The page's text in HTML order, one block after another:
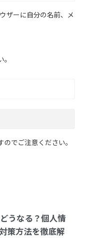
ザーに自分の名前、メ
でご注意ください。
うなる？個人情
策方法を徹底解